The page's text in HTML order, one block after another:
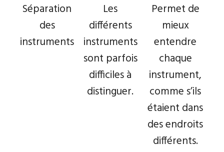
Séparation
des
instruments
Les
différents
instruments
sont parfois
difficiles à
distinguer.
Permet de
mieux
entendre
chaque
instrument,
comme s’ils
étaient dans
des endroits
différents.